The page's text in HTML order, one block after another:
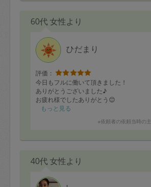
60代 女性より
ひだまり
評価：
今日もフルに働いて頂きました！
ありがとうございました♪
お疲れ様でしたありがとう😊
もっと見る
※依頼者の依頼当時の
40代 女性より